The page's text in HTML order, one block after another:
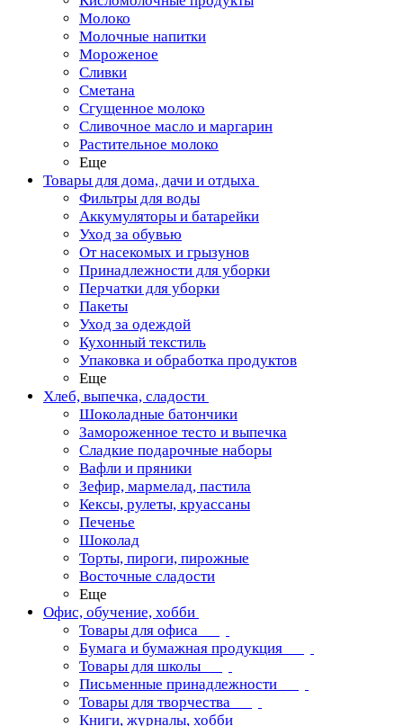
Молоко
Молочные напитки
Мороженое
Сливки
Сметана
Сгущенное молоко
Сливочное масло и маргарин
Растительное молоко
Еще
Товары для дома, дачи и отдыха
Фильтры для воды
Аккумуляторы и батарейки
Уход за обувью
От насекомых и грызунов
Принадлежности для уборки
Перчатки для уборки
Пакеты
Уход за одеждой
Кухонный текстиль
Упаковка и обработка продуктов
Еще
Хлеб, выпечка, сладости
Шоколадные батончики
Замороженное тесто и выпечка
Сладкие подарочные наборы
Вафли и пряники
Зефир, мармелад, пастила
Кексы, рулеты, круассаны
Печенье
Шоколад
Торты, пироги, пирожные
Восточные сладости
Еще
Офис, обучение, хобби
Товары для офиса
Бумага и бумажная продукция
Товары для школы
Письменные принадлежности
Товары для творчества
Книги, журналы, хобби